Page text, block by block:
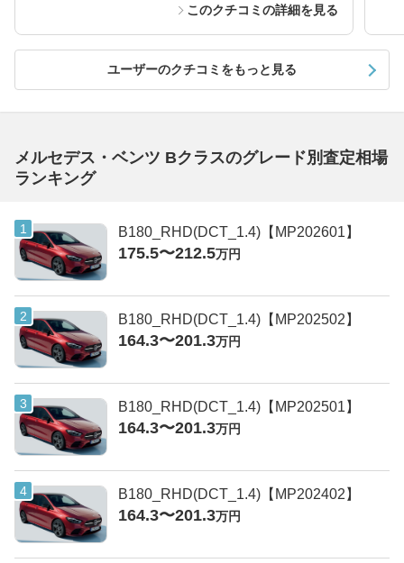
このクチコミの詳細を見る
ユーザーのクチコミをもっと見る
メルセデス・ベンツ Bクラスのグレード別査定相場
ランキング
B180_RHD(DCT_1.4)【MP202601】
175.5〜212.5万円
B180_RHD(DCT_1.4)【MP202502】
164.3〜201.3万円
B180_RHD(DCT_1.4)【MP202501】
164.3〜201.3万円
B180_RHD(DCT_1.4)【MP202402】
164.3〜201.3万円